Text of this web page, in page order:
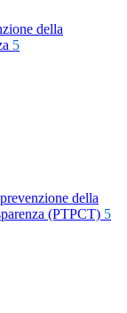
della
5
della
(PTPCT) 5